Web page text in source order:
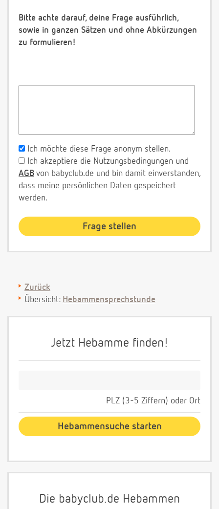
Bitte achte darauf, deine Frage ausführlich,
sowie in ganzen Sätzen und ohne Abkürzungen
zu formulieren!
Ich möchte diese Frage anonym stellen.
Ich akzeptiere die Nutzungsbedingungen und
AGB von babyclub.de und bin damit einverstanden,
dass meine persönlichen Daten gespeichert
werden.
Zurück
Übersicht: Hebammensprechstunde
Jetzt Hebamme finden!
PLZ (3-5 Ziffern) oder Ort
Die babyclub.de Hebammen